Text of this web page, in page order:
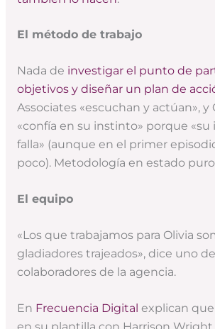
El método de trabajo
Nada de investigar el punto de
objetivos y diseñar un plan de
Associates «escuchan y actúan», y
«confía en su instinto» porque
falla» (aunque en el primer
poco). Metodología en estado
El equipo
«Los que trabajamos para Olivia
gladiadores trajeados», dice uno
colaboradores de la agencia.
En Frecuencia Digital explican
en su plantilla con Harrison